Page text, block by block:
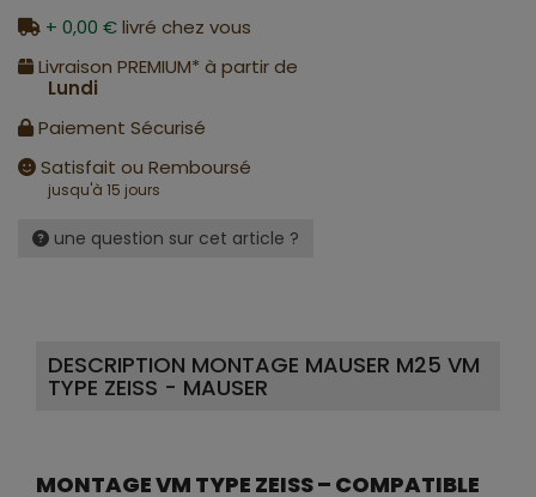
+ 0,00 €livré chez vous
Livraison PREMIUM* à partir de
Lundi
Paiement Sécurisé
Satisfait ou Remboursé
jusqu'à 15 jours
une question sur cet article ?
DESCRIPTION MONTAGE MAUSER M25 VM
TYPE ZEISS - MAUSER
MONTAGE VM TYPE ZEISS – COMPATIBLE